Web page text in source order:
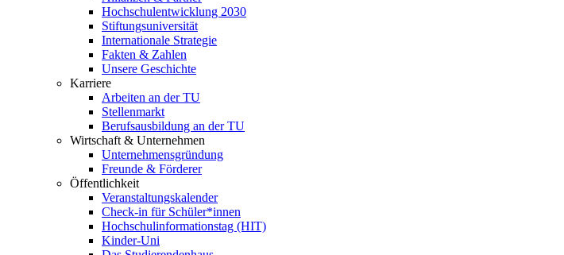
Hochschulentwicklung 2030
Stiftungsuniversität
Internationale Strategie
Fakten & Zahlen
Unsere Geschichte
Karriere
Arbeiten an der TU
Stellenmarkt
Berufsausbildung an der TU
Wirtschaft & Unternehmen
Unternehmensgründung
Freunde & Förderer
Öffentlichkeit
Veranstaltungskalender
Check-in für Schüler*innen
Hochschulinformationstag (HIT)
Kinder-Uni